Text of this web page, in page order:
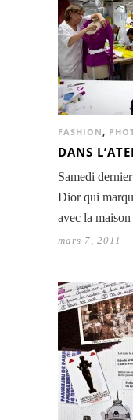
FASHION
DANS
Samedi
Dior qui
avec la
mars 7, 2011